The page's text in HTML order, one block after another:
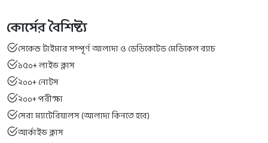
কোর্সের বৈশিষ্ট্য
সেকেন্ড টাইমার সম্পূর্ণ আলাদা ও ডেডিকেটেড মেডিকেল ব্যাচ
১৫০+ লাইভ ক্লাস
২০০+ নোটস
২০০+ পরীক্ষা
সেরা ম্যাটেরিয়ালস (আলাদা কিনতে হবে)
আর্কাইভ ক্লাস